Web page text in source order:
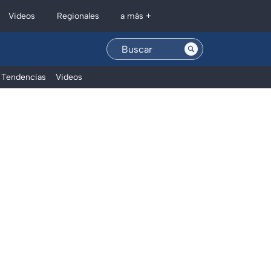
Videos Regionales a más +
Tendencias Videos